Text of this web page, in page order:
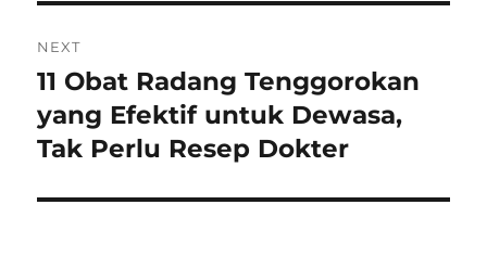
NEXT
Next
post:
11 Obat Radang Tenggorokan
yang Efektif untuk Dewasa,
Tak Perlu Resep Dokter